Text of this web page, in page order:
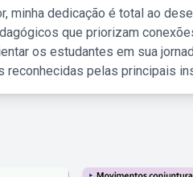
minha dedicação é total ao
que priorizam
os estudantes em sua
reconhecidas pelas principais